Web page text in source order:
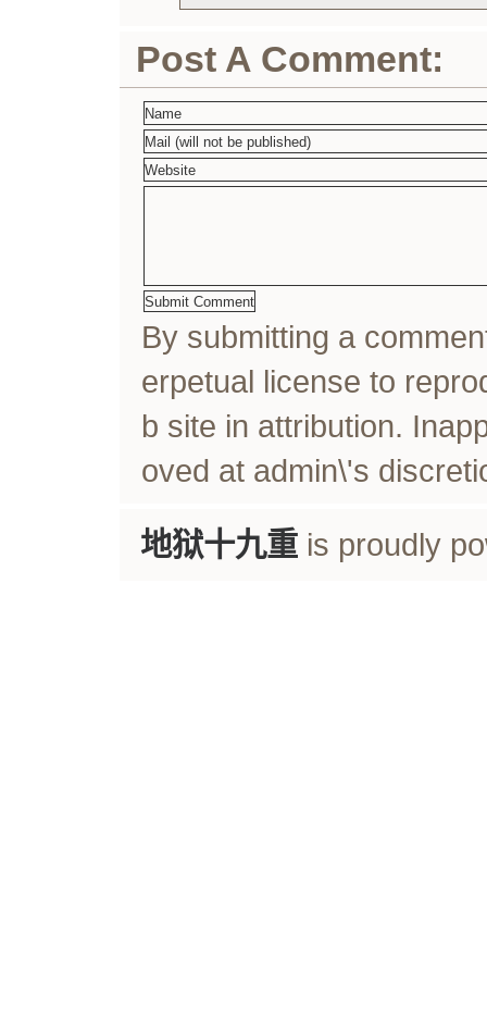
Post A Comment:
By submitting a
erpetual license to
b site in attribution.
oved at admin\'s
地狱十九重is proudly